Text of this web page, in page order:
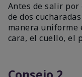
Antes de salir por
de dos
manera uniforme
cara, el cuello, el